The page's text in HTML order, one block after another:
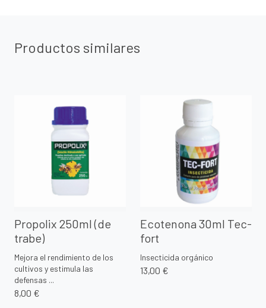
Productos similares
Propolix 250ml (de
trabe)
Mejora el rendimiento de los
cultivos y estimula las
defensas ...
8,00 €
Ecotenona 30ml Tec-
fort
Insecticida orgánico
13,00 €